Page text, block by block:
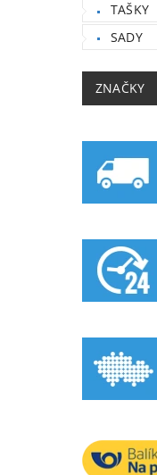
TAŠKY
SADY
ZNAČKY